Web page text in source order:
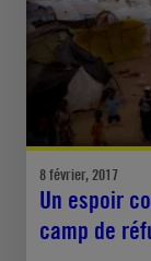
8 février, 2017
Un espoir
camp de